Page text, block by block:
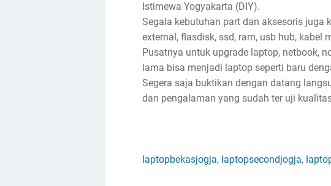
Istimewa Yogyakarta (DIY).
Segala kebutuhan part dan aksesoris juga
external, flasdisk, ssd, ram, usb hub, kabel
Pusatnya untuk upgrade laptop, netbook,
lama bisa menjadi laptop seperti baru
Segera saja buktikan dengan datang
dan pengalaman yang sudah ter uji
laptopbekasjogja, laptopsecondjogja,